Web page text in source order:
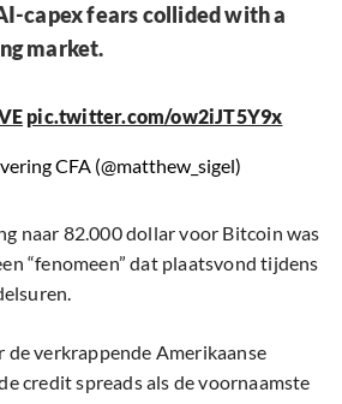
capex fears collided with a
market.
pic.twitter.com/ow2iJT5Y9x
CFA (@matthew_sigel)
naar 82.000 dollar voor Bitcoin was
“fenomeen” dat plaatsvond tijdens
de verkrappende Amerikaanse
credit spreads als de voornaamste